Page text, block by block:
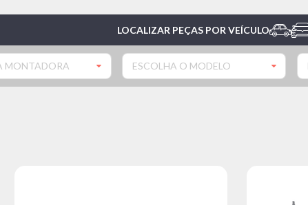
LOCALIZAR PEÇAS POR VEÍCULO
MONTADORA ESCOLHA O MODELO